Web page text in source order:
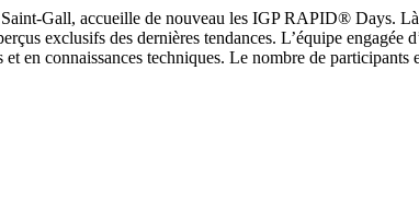
Gall, accueille de nouveau les IGP RAPID® Days.
exclusifs des dernières tendances. L’équipe
en connaissances techniques. Le nombre de